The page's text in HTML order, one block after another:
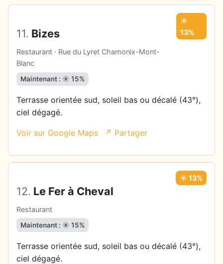
11. Bizes
Restaurant · Rue du Lyret Chamonix-Mont-
Blanc
☀️
13%
Maintenant : ☀️ 15%
Terrasse orientée sud, soleil bas ou décalé (43°),
ciel dégagé.
Voir sur Google Maps ↗ Partager
12. Le Fer à Cheval
Restaurant
☀️ 13%
Maintenant : ☀️ 15%
Terrasse orientée sud, soleil bas ou décalé (43°),
ciel dégagé.